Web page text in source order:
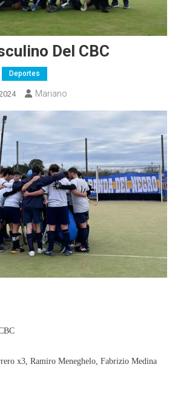
Del CBC
Deportes
Mariano
x3, Ramiro Meneghelo, Fabrizio Medina